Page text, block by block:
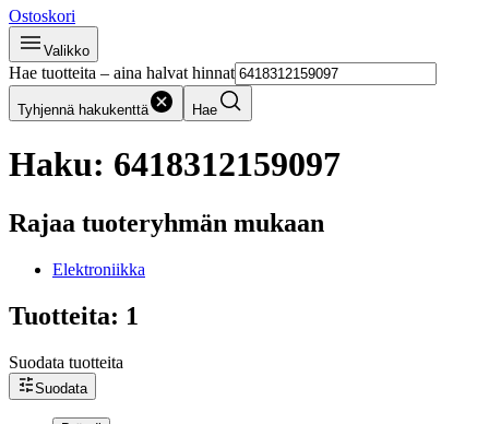
Ostoskori
Valikko
Hae tuotteita – aina halvat hinnat
Tyhjennä hakukenttä Hae
Haku: 6418312159097
Rajaa tuoteryhmän mukaan
Elektroniikka
Tuotteita: 1
Suodata tuotteita
Suodata